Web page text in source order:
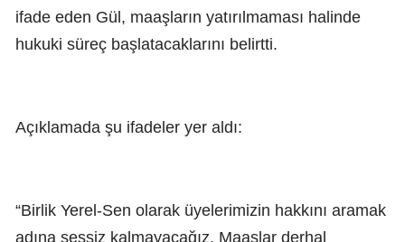
ifade eden Gül, maaşların yatırılmaması halinde
hukuki süreç başlatacaklarını belirtti.
Açıklamada şu ifadeler yer aldı:
“Birlik Yerel-Sen olarak üyelerimizin hakkını aramak
adına sessiz kalmayacağız. Maaşlar derhal